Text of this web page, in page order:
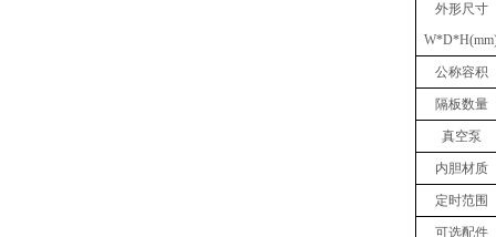
外形尺寸
W*D*
公称容积
隔板数量
真空泵
内胆材质
定时范围
可选配件